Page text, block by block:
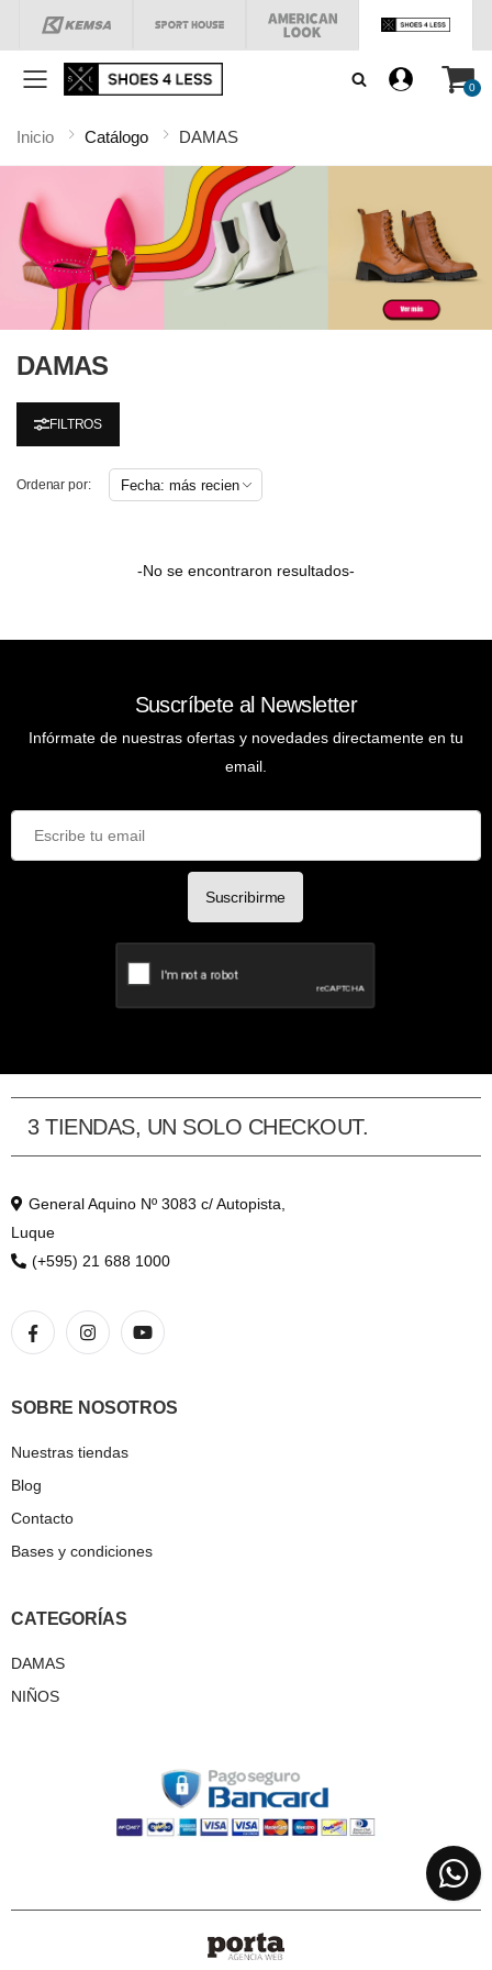
Menú 0
Inicio Catálogo DAMAS
DAMAS
FILTROS
Ordenar por:
-No se encontraron resultados-
Suscríbete al Newsletter
Infórmate de nuestras ofertas y novedades directamente en tu
email.
Suscribirme
3 TIENDAS, UN SOLO CHECKOUT.
General Aquino Nº 3083 c/ Autopista,
Luque
(+595) 21 688 1000
SOBRE NOSOTROS
Nuestras tiendas
Blog
Contacto
Bases y condiciones
CATEGORÍAS
DAMAS
NIÑOS